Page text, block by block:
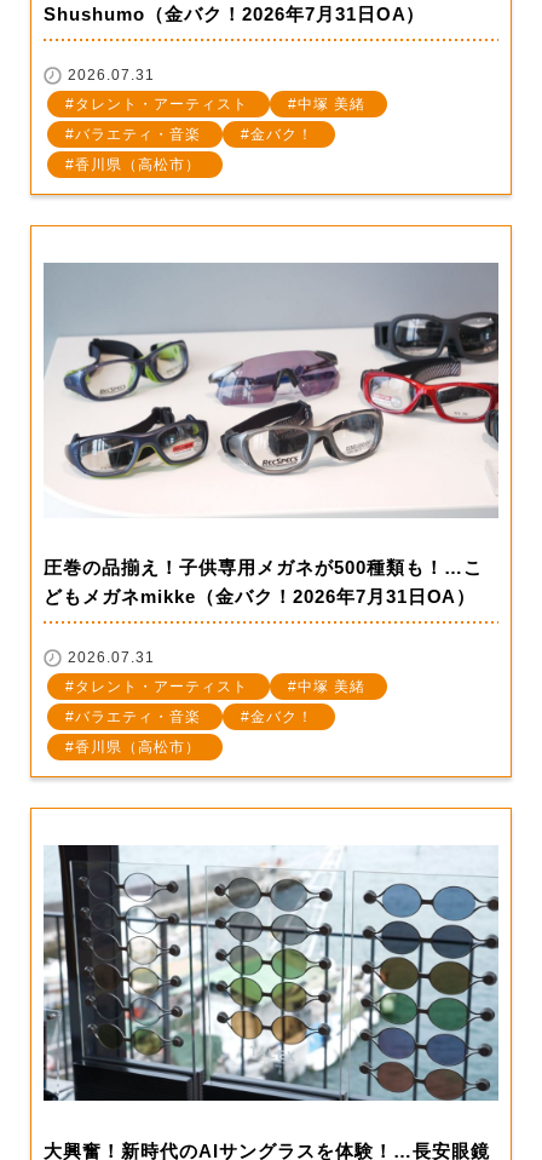
Shushumo（金バク！2026年7月31日OA）
2026.07.31
タレント・アーティスト
中塚 美緒
バラエティ・音楽
金バク！
香川県（高松市）
圧巻の品揃え！子供専用メガネが500種類も！…こ
どもメガネmikke（金バク！2026年7月31日OA）
2026.07.31
タレント・アーティスト
中塚 美緒
バラエティ・音楽
金バク！
香川県（高松市）
大興奮！新時代のAIサングラスを体験！…長安眼鏡